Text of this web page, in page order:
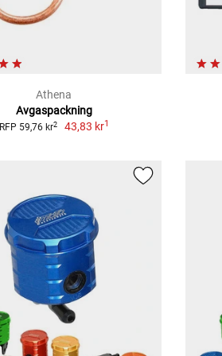
Athena
Avgaspackning
RFP 59,76 kr2 43,83 kr1